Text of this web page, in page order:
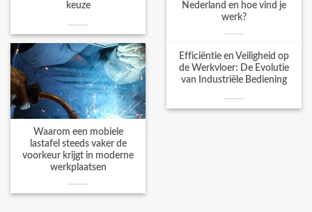
keuze
Nederland en hoe vind je
werk?
Waarom een mobiele
lastafel steeds vaker de
voorkeur krijgt in moderne
werkplaatsen
Efficiëntie en Veiligheid op
de Werkvloer: De Evolutie
van Industriële Bediening